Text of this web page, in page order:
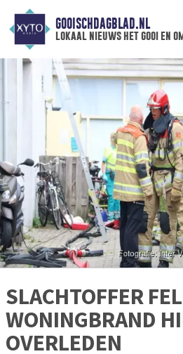
GOOISCHDAGBLAD.NL
lokaal nieuws het gooi en
SLACHTOFFER
WONINGBRAND
OVERLEDEN